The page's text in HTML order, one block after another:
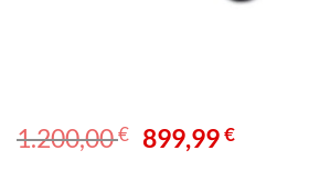
1.200,00€
El
899,99€El